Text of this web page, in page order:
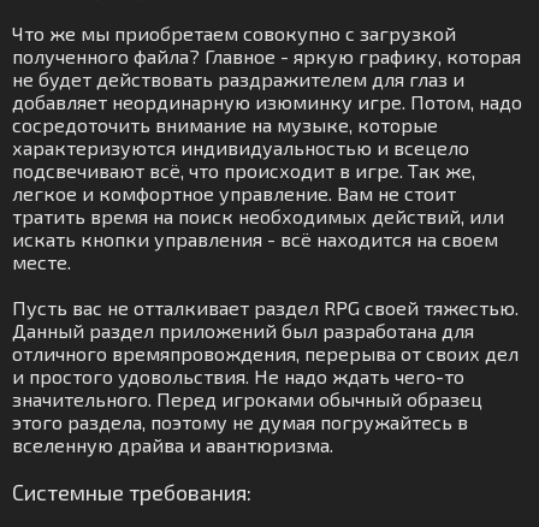
Что же мы приобретаем совокупно с загрузкой
полученного файла? Главное - яркую графику, которая
не будет действовать раздражителем для глаз и
добавляет неординарную изюминку игре. Потом, надо
сосредоточить внимание на музыке, которые
характеризуются индивидуальностью и всецело
подсвечивают всё, что происходит в игре. Так же,
легкое и комфортное управление. Вам не стоит
тратить время на поиск необходимых действий, или
искать кнопки управления - всё находится на своем
месте.
Пусть вас не отталкивает раздел RPG своей тяжестью.
Данный раздел приложений был разработана для
отличного времяпровождения, перерыва от своих дел
и простого удовольствия. Не надо ждать чего-то
значительного. Перед игроками обычный образец
этого раздела, поэтому не думая погружайтесь в
вселенную драйва и авантюризма.
Системные требования: